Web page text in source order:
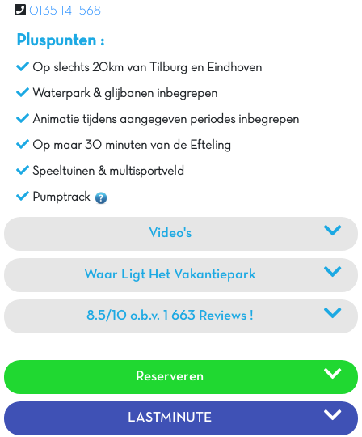
0135 141 568
Pluspunten :
Op slechts 20km van Tilburg en Eindhoven
Waterpark & glijbanen inbegrepen
Animatie tijdens aangegeven periodes inbegrepen
Op maar 30 minuten van de Efteling
Speeltuinen & multisportveld
Pumptrack
Video's
Waar Ligt Het Vakantiepark
8.5/10 o.b.v. 1 663 Reviews !
Reserveren
LASTMINUTE